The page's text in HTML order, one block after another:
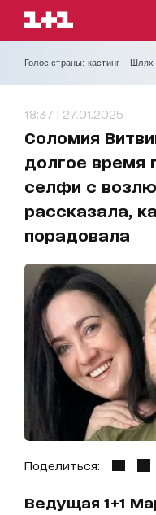
Голос страны: кастинг Шлях
18:37 | 27.01.2025
Соломия
долгое время
селфи с
рассказала,
порадовала
Поделиться:
Ведущая 1+1